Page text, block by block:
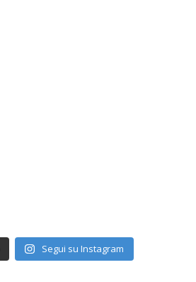
Segui su Instagram